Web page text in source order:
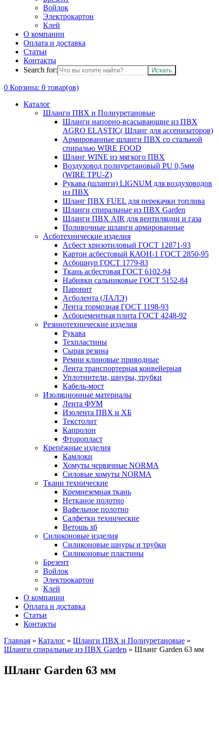
Войлок
Электрокартон
Клей
О компании
Оплата и доставка
Статьи
Контакты
Search for:
0 Корзина: 0 товар(ов)
Каталог
Шланги ПВХ и Полиуретановые
Шланги напорно-всасывающие из ПВХ
AGRO ELASTIC( Шланг для ассенизаторов)
Армированные шланги ПВХ со стальной
спиралью WIRE FOOD
Шланг WINE из мягкого ПВХ
Воздуховод полиуретановый PU 0,5мм
(WIRE TPU-Z)
Рукава (шланги) LIGNUM для воздуховодов
из ПВХ
Шланг ПВХ FUEL для перекачки топлива
Шланги спиральные из ПВХ Garden
Шланги ПВХ AIR для вентиляции и газа
Поливочные шланги армированные
Асботехнические изделия
Асбест хризотиловый ГОСТ 12871-93
Картон aсбестовый КАОН-1 ГОСТ 2850-95
Асбошнур ГОСТ 1779-83
Ткань асбестовая ГОСТ 6102-94
Набивки сальниковые ГОСТ 5152-84
Паронит
Асболента (ЛАЛЭ)
Лента тормозная ГОСТ 1198-93
Асбоцементная плита ГОСТ 4248-92
Резинотехнические изделия
Рукава
Техпластины
Сырая резина
Ремни клиновые приводные
Лента транспортерная конвейерная
Уплотнители, шнуры, трубки
Кабель-мост
Изоляционные материалы
Лента ФУМ
Изолента ПВХ и ХБ
Текстолит
Капролон
Фторопласт
Крепёжные изделия
Камлоки
Хомуты червячные NORMA
Силовые хомуты NORMA
Ткани технические
Кремнеземная ткань
Нетканое полотно
Вафельное полотно
Салфетки технические
Ветошь хб
Силиконовые изделия
Силиконовые шнуры и трубки
Силиконовые пластины
Брезент
Войлок
Электрокартон
Клей
О компании
Оплата и доставка
Статьи
Контакты
Главная » Каталог » Шланги ПВХ и Полиуретановые »
Шланги спиральные из ПВХ Garden » Шланг Garden 63 мм
Шланг Garden 63 мм